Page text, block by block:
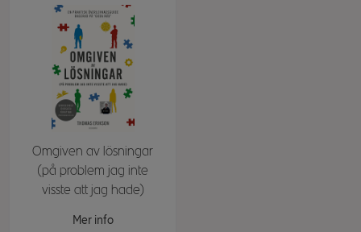
Omgiven av lösningar
(på problem jag inte
visste att jag hade)
Mer info